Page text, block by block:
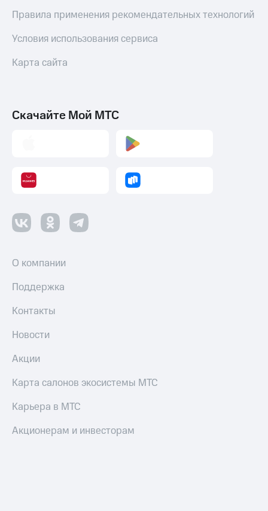
Правила применения рекомендательных технологий
Условия использования сервиса
Карта сайта
Скачайте Мой МТС
О компании
Поддержка
Контакты
Новости
Акции
Карта салонов экосистемы МТС
Карьера в МТС
Акционерам и инвесторам